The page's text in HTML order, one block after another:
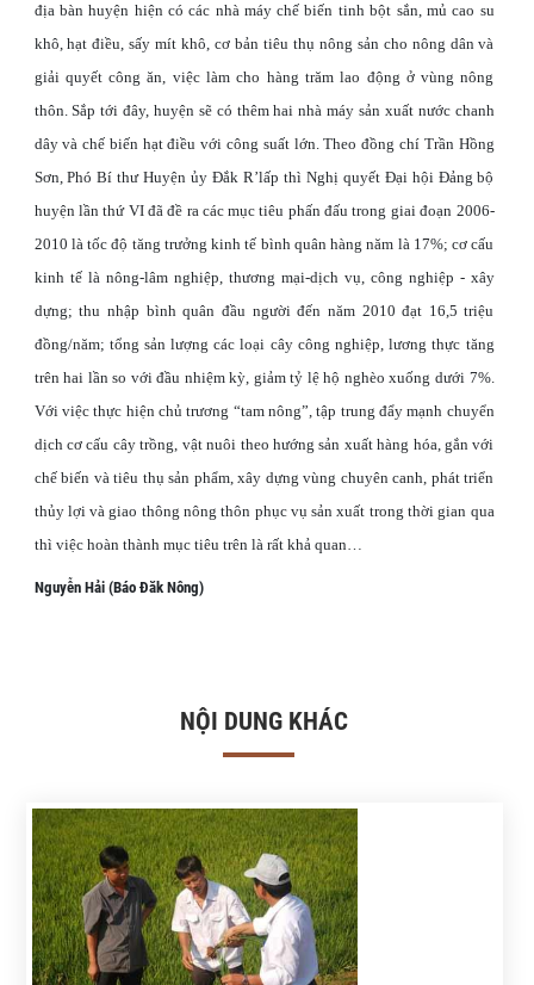
địa bàn huyện hiện có các nhà máy chế biến tinh bột sắn, mủ cao su
khô, hạt điều, sấy mít khô, cơ bản tiêu thụ nông sản cho nông dân và
giải quyết công ăn, việc làm cho hàng trăm lao động ở vùng nông
thôn. Sắp tới đây, huyện sẽ có thêm hai nhà máy sản xuất nước chanh
dây và chế biến hạt điều với công suất lớn. Theo đồng chí Trần Hồng
Sơn, Phó Bí thư Huyện ủy Đắk R’lấp thì Nghị quyết Đại hội Đảng bộ
huyện lần thứ VI đã đề ra các mục tiêu phấn đấu trong giai đoạn 2006-
2010 là tốc độ tăng trưởng kinh tế bình quân hàng năm là 17%; cơ cấu
kinh tế là nông-lâm nghiệp, thương mại-dịch vụ, công nghiệp - xây
dựng; thu nhập bình quân đầu người đến năm 2010 đạt 16,5 triệu
đồng/năm; tổng sản lượng các loại cây công nghiệp, lương thực tăng
trên hai lần so với đầu nhiệm kỳ, giảm tỷ lệ hộ nghèo xuống dưới 7%.
Với việc thực hiện chủ trương “tam nông”, tập trung đẩy mạnh chuyển
dịch cơ cấu cây trồng, vật nuôi theo hướng sản xuất hàng hóa, gắn với
chế biến và tiêu thụ sản phẩm, xây dựng vùng chuyên canh, phát triển
thủy lợi và giao thông nông thôn phục vụ sản xuất trong thời gian qua
thì việc hoàn thành mục tiêu trên là rất khả quan…
Nguyễn Hải (Báo Đăk Nông)
NỘI DUNG KHÁC